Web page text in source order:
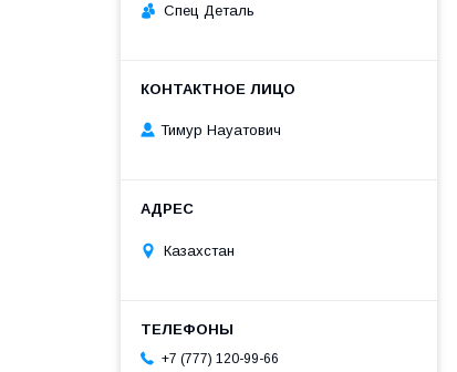
Спец Деталь
Тимур Науатович
Казахстан
+7 (777) 120-99-66